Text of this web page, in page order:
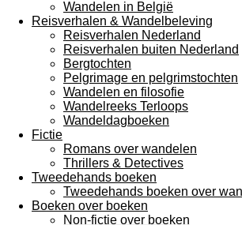
Wandelen in België
Reisverhalen & Wandelbeleving
Reisverhalen Nederland
Reisverhalen buiten Nederland
Bergtochten
Pelgrimage en pelgrimstochten
Wandelen en filosofie
Wandelreeks Terloops
Wandeldagboeken
Fictie
Romans over wandelen
Thrillers & Detectives
Tweedehands boeken
Tweedehands boeken over
Boeken over boeken
Non-fictie over boeken